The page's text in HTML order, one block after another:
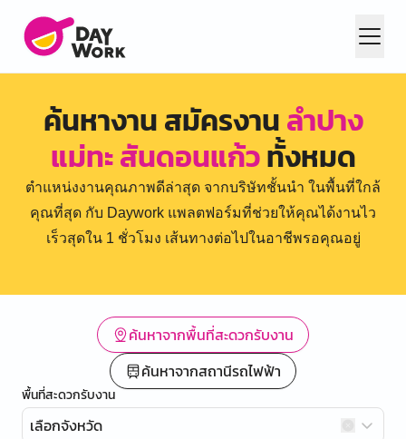
ค้นหางาน สมัครงานลำปาง
แม่ทะ สันดอนแก้วทั้งหมด
ตำแหน่งงานคุณภาพดีล่าสุด จากบริษัทชั้นนำ ในพื้นที่ใกล้
คุณที่สุด กับ Daywork แพลตฟอร์มที่ช่วยให้คุณได้งานไว
เร็วสุดใน 1 ชั่วโมง เส้นทางต่อไปในอาชีพรอคุณอยู่
ค้นหาจากพื้นที่สะดวกรับงาน
ค้นหาจากสถานีรถไฟฟ้า
พื้นที่สะดวกรับงาน
เลือกจังหวัด